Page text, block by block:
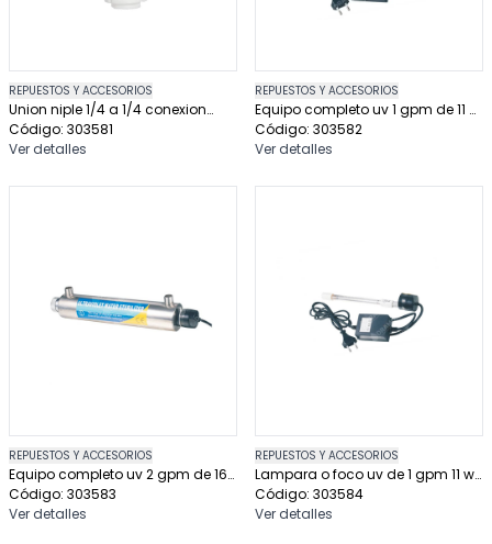
REPUESTOS Y ACCESORIOS
Union niple 1/4 a 1/4 conexion
rapida
Código: 303581
Ver detalles
REPUESTOS Y ACCESORIOS
Equipo completo uv 1 gpm de 11 w
conexión un cuarto
Código: 303582
Ver detalles
REPUESTOS Y ACCESORIOS
Equipo completo uv 2 gpm de 16
w conexión de media
Código: 303583
Ver detalles
REPUESTOS Y ACCESORIOS
Lampara o foco uv de 1 gpm 11 w
con transformador
Código: 303584
Ver detalles